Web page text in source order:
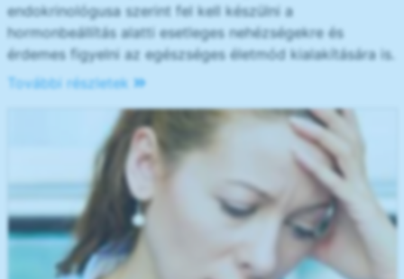
endokrinológusa szerint fel kell készülni a
hormonbeállítás alatti esetleges nehézségekre és
érdemes figyelni az egészséges életmód kialakítására is.
További részletek